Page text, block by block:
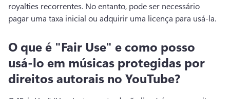
royalties recorrentes. No entanto, pode ser necessário
pagar uma taxa inicial ou adquirir uma licença para usá-la.
O que é "Fair Use" e como posso
usá-lo em músicas protegidas por
direitos autorais no YouTube?